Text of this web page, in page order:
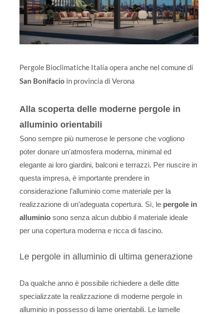
Pergole Bioclimatiche Italia opera anche nel comune di
San Bonifacio in provincia di Verona
Alla scoperta delle moderne pergole in
alluminio orientabili
Sono sempre più numerose le persone che vogliono
poter donare un'atmosfera moderna, minimal ed
elegante ai loro giardini, balconi e terrazzi. Per riuscire in
questa impresa, è importante prendere in
considerazione l’alluminio come materiale per la
realizzazione di un’adeguata copertura. Sì, le pergole in
alluminio sono senza alcun dubbio il materiale ideale
per una copertura moderna e ricca di fascino.
Le pergole in alluminio di ultima generazione
Da qualche anno è possibile richiedere a delle ditte
specializzate la realizzazione di moderne pergole in
alluminio in possesso di lame orientabili. Le lamelle